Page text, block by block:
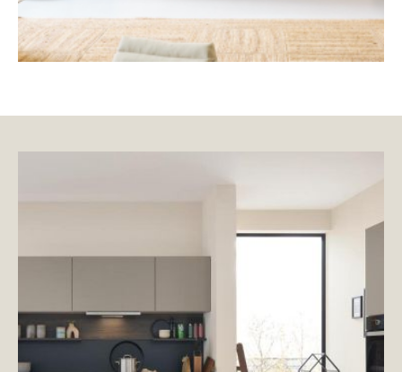
Moderne Küchen